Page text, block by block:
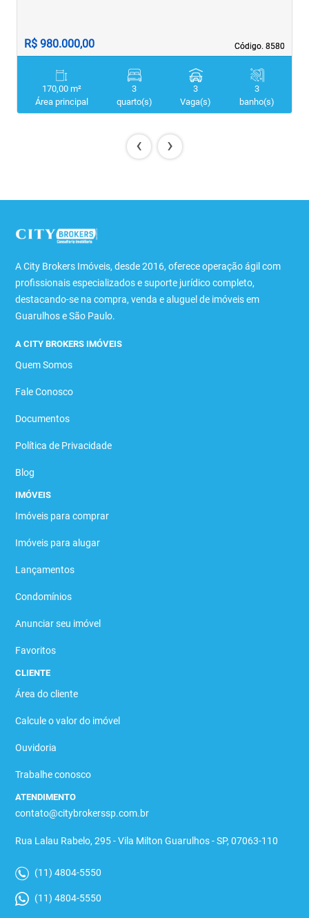
Código. 8580
Código. 8580
R$ 980.000,00
170,00 m²
Área principal
3
quarto(s)
3
Vaga(s)
3
banho(s)
‹ ›
A City Brokers Imóveis, desde 2016, oferece operação ágil com
profissionais especializados e suporte jurídico completo,
destacando-se na compra, venda e aluguel de imóveis em
Guarulhos e São Paulo.
A CITY BROKERS IMÓVEIS
Quem Somos
Fale Conosco
Documentos
Política de Privacidade
Blog
IMÓVEIS
Imóveis para comprar
Imóveis para alugar
Lançamentos
Condomínios
Anunciar seu imóvel
Favoritos
CLIENTE
Área do cliente
Calcule o valor do imóvel
Ouvidoria
Trabalhe conosco
ATENDIMENTO
contato@citybrokerssp.com.br
Rua Lalau Rabelo, 295 - Vila Milton Guarulhos - SP, 07063-110
(11) 4804-5550
(11) 4804-5550